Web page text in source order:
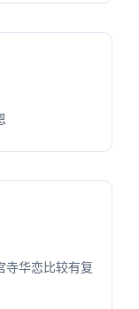
寺华恋比较有复